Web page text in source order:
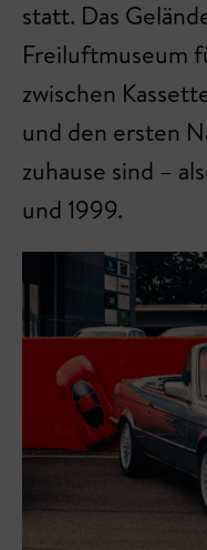
statt. Das
Freiluftmuseum
zwischen
und den ersten
zuhause sind –
und 1999.